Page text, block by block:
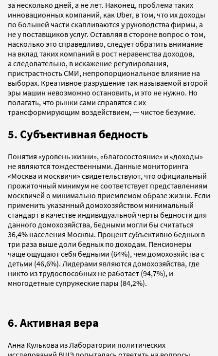
за несколько дней, а не лет. Наконец, проблема таких
инновационных компаний, как Uber, в том, что их доходы
по большей части скапливаются у руководства фирмы, а
не у поставщиков услуг. Оставляя в стороне вопрос о том,
насколько это справедливо, следует обратить внимание
на вклад таких компаний в рост неравенства доходов,
а следовательно, в искажение регулирования,
пристрастность СМИ, непропорциональное влияние на
выборах. Креативное разрушение так называемой второй
эры машин невозможно остановить, и это не нужно. Но
полагать, что рынки сами справятся с их
трансформирующим воздействием, — чистое безумие.
5. Субъективная бедность
Понятия «уровень жизни», «благосостояние» и «доходы»
не являются тождественными. Данные мониторинга
«Москва и москвичи» свидетельствуют, что официальный
прожиточный минимум не соответствует представлениям
москвичей о минимально приемлемом образе жизни. Если
применить указанный домохозяйством минимальный
стандарт в качестве индивидуальной черты бедности для
данного домохозяйства, бедными могли бы считаться
36,4% населения Москвы. Процент субъективно бедных в
три раза выше доли бедных по доходам. Пенсионеры
чаще ощущают себя бедными (64%), чем домохозяйства с
детьми (46,6%). Лидерами являются домохозяйства, где
никто из трудоспособных не работает (94,7%), и
многодетные супружеские пары (84,2%).
6. Активная вера
Анна Кулькова из Лаборатории политических